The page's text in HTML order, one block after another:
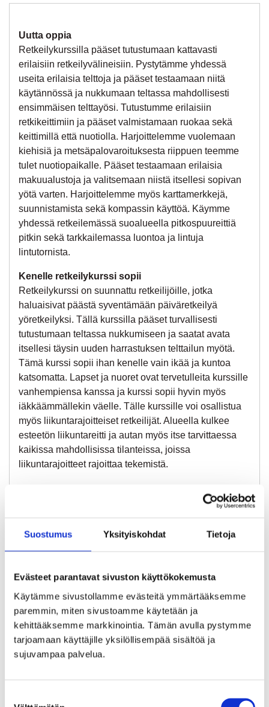
Suostumus Yksityiskohdat Tietoja
Evästeet parantavat sivuston käyttökokemusta
Käytämme sivustollamme evästeitä ymmärtääksemme
paremmin, miten sivustoamme käytetään ja
kehittääksemme markkinointia. Tämän avulla pystymme
tarjoamaan käyttäjille yksilöllisempää sisältöä ja
sujuvampaa palvelua.
Uutta oppia
Retkeilykurssilla pääset tutustumaan kattavasti
erilaisiin retkeilyvälineisiin. Pystytämme yhdessä
useita erilaisia telttoja ja pääset testaamaan niitä
käytännössä ja nukkumaan teltassa mahdollisesti
ensimmäisen telttayösi. Tutustumme erilaisiin
retkikeittimiin ja pääset valmistamaan ruokaa sekä
keittimillä että nuotiolla. Harjoittelemme vuolemaan
kiehisiä ja metsäpalovaroituksesta riippuen teemme
tulet nuotiopaikalle. Pääset testaamaan erilaisia
makuualustoja ja valitsemaan niistä itsellesi sopivan
yötä varten. Harjoittelemme myös karttamerkkejä,
suunnistamista sekä kompassin käyttöä. Käymme
yhdessä retkeilemässä suoalueella pitkospuureittiä
pitkin sekä tarkkailemassa luontoa ja lintuja
lintutornista.
Kenelle retkeilykurssi sopii
Retkeilykurssi on suunnattu retkeilijöille, jotka
haluaisivat päästä syventämään päiväretkeilyä
yöretkeilyksi. Tällä kurssilla pääset turvallisesti
tutustumaan teltassa nukkumiseen ja saatat avata
itsellesi täysin uuden harrastuksen telttailun myötä.
Tämä kurssi sopii ihan kenelle vain ikää ja kuntoa
katsomatta. Lapset ja nuoret ovat tervetulleita kurssille
vanhempiensa kanssa ja kurssi sopii hyvin myös
iäkkäämmällekin väelle. Tälle kurssille voi osallistua
myös liikuntarajoitteiset retkeilijät. Alueella kulkee
esteetön liikuntareitti ja autan myös itse tarvittaessa
kaikissa mahdollisissa tilanteissa, joissa
liikuntarajoitteet rajoittaa tekemistä.
Tällä retkeilykurssilla emme kanna rinkkaa tai tee
Salomaan telttailupaikka Salomaan laavun lähtistöllä
hyvin lyhyen matkan päässä parkkipaikalta. Voit
huoletta pakata varusteita vähän enemmän mukaan ja
hakea täydennystä autolta, jos illalla tulee vilu tai
juomavesi loppuu. Voit myös helposti keskeyttää
kurssin milloin tahansa, jos olotilasi tuntuu siltä tai
yöretki ei tunnukaan sinun jutultasi.
Tavataan Salomaan P-paikalla lauantaina 18.7. Klo